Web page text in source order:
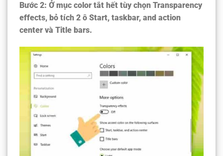
Bước 2: Ở mục color tắt hết tùy chọn Transparency
effects, bỏ tích 2 ô Start, taskbar, and action
center và Title bars.